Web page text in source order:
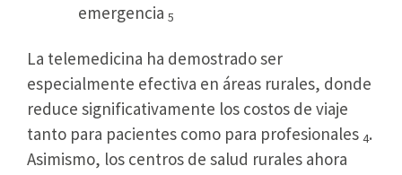
emergencia 5
La telemedicina ha demostrado ser
especialmente efectiva en áreas rurales, donde
reduce significativamente los costos de viaje
tanto para pacientes como para profesionales 4.
Asimismo, los centros de salud rurales ahora